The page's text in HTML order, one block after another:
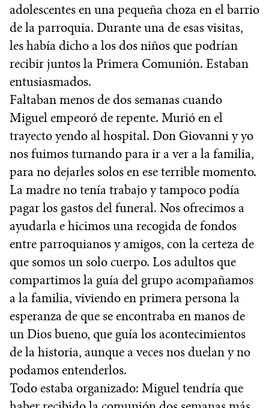
adolescentes en una pequeña choza en el barrio
de la parroquia. Durante una de esas visitas,
les había dicho a los dos niños que podrían
recibir juntos la Primera Comunión. Estaban
entusiasmados.
Faltaban menos de dos semanas cuando
Miguel empeoró de repente. Murió en el
trayecto yendo al hospital. Don Giovanni y yo
nos fuimos turnando para ir a ver a la familia,
para no dejarles solos en ese terrible momento.
La madre no tenía trabajo y tampoco podía
pagar los gastos del funeral. Nos ofrecimos a
ayudarla e hicimos una recogida de fondos
entre parroquianos y amigos, con la certeza de
que somos un solo cuerpo. Los adultos que
compartimos la guía del grupo acompañamos
a la familia, viviendo en primera persona la
esperanza de que se encontraba en manos de
un Dios bueno, que guía los acontecimientos
de la historia, aunque a veces nos duelan y no
podamos entenderlos.
Todo estaba organizado: Miguel tendría que